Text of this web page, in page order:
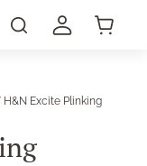
Excite Plinking